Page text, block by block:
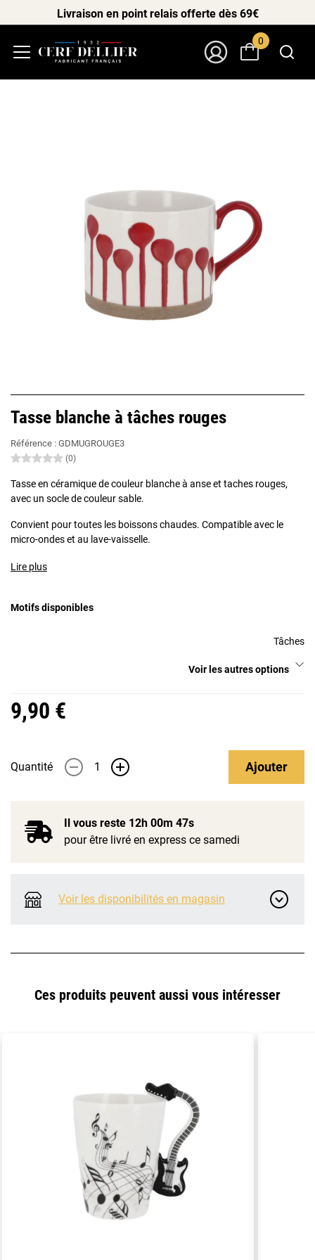
Livraison en point relais offerte dès 69€
0
Tasse blanche à tâches rouges
Référence : GDMUGROUGE3
(0)
Tasse en céramique de couleur blanche à anse et taches rouges,
avec un socle de couleur sable.
Convient pour toutes les boissons chaudes. Compatible avec le
micro-ondes et au lave-vaisselle.
Lire plus
Motifs disponibles
Tâches
Voir les autres options
9,90 €
Quantité - + Ajouter
Il vous reste 12h 00m 47s
pour être livré en express ce samedi
Voir les disponibilités en magasin
Ces produits peuvent aussi vous intéresser